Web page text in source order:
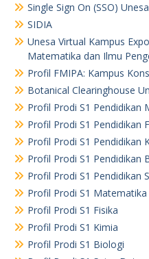
Single Sign On (SSO) Unesa
SIDIA
Unesa Virtual Kampus
Matematika dan Ilmu
Profil FMIPA: Kampus
Botanical Clearinghouse
Profil Prodi S1 Pendidikan
Profil Prodi S1 Pendidikan
Profil Prodi S1 Pendidikan
Profil Prodi S1 Pendidikan
Profil Prodi S1 Pendidikan
Profil Prodi S1 Matematika
Profil Prodi S1 Fisika
Profil Prodi S1 Kimia
Profil Prodi S1 Biologi